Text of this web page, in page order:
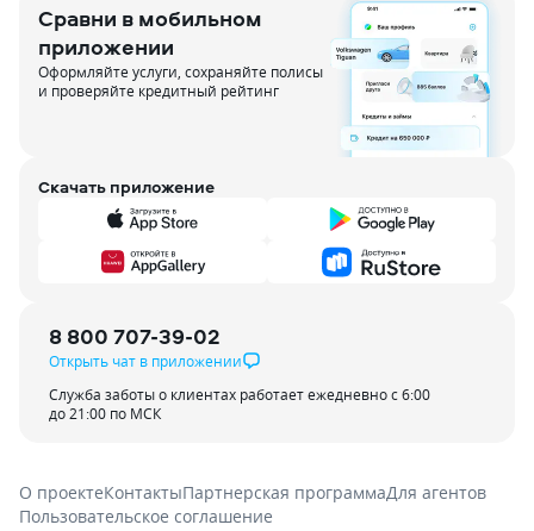
Сравни в мобильном
приложении
Оформляйте услуги, сохраняйте полисы
и проверяйте кредитный рейтинг
Скачать приложение
8 800 707-39-02
Открыть чат в приложении
Служба заботы о клиентах работает ежедневно с 6:00
до 21:00 по МСК
О проектеКонтактыПартнерская программаДля агентов
Пользовательское соглашение